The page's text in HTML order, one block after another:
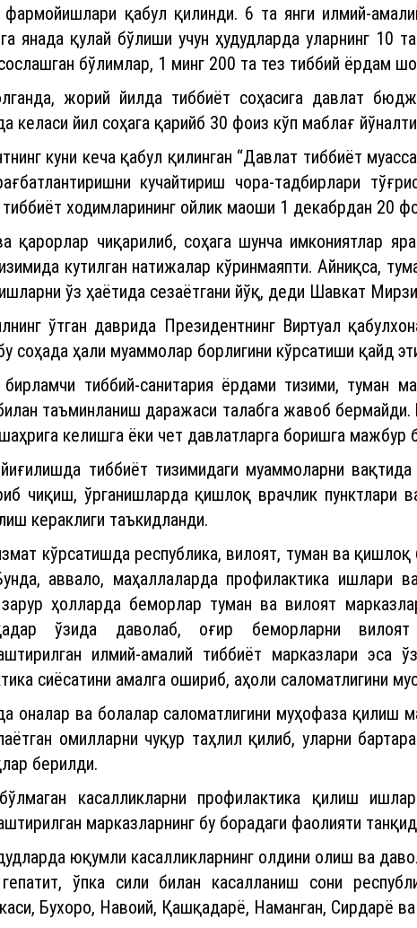
қабул қилинди. 6 та янги илмий-
янада қулай бўлиши учун ҳудудларда уларнинг
бўлимлар, 1 минг 200 та тез тиббий ёрдам
жорий йилда тиббиёт соҳасига давлат
келаси йил соҳага қарийб 30 фоиз кўп маблағ
куни кеча қабул қилинган “Давлат тиббиёт
кучайтириш чора-тадбирлари
ходимларининг ойлик маоши 1 декабрдан 20
қарорлар чиқарилиб, соҳага шунча имкониятлар
кутилган натижалар кўринмаяпти. Айниқса,
ўз ҳаётида сезаётгани йўқ, деди Шавкат
ўтган даврида Президентнинг Виртуал
соҳада ҳали муаммолар борлигини кўрсатиши қайд
тиббий-санитария ёрдами тизими, туман
таъминланиш даражаси талабга жавоб
келишга ёки чет давлатларга боришга мажбур
тиббиёт тизимидаги муаммоларни
чиқиш, ўрганишларда қишлоқ врачлик пунктлари
кераклиги таъкидланди.
кўрсатишда республика, вилоят, туман ва
аввало, маҳаллаларда профилактика ишлари
ҳолларда беморлар туман ва вилоят
ўзида даволаб, оғир беморларни вилоят
илмий-амалий тиббиёт марказлари эса
сиёсатини амалга ошириб, аҳоли саломатлигини
оналар ва болалар саломатлигини муҳофаза қилиш
омилларни чуқур таҳлил қилиб, уларни
берилди.
касалликларни профилактика қилиш
марказларнинг бу борадаги фаолияти
юқумли касалликларнинг олдини олиш ва
ўпка сили билан касалланиш сони
Бухоро, Навоий, Қашқадарё, Наманган, Сирдарё